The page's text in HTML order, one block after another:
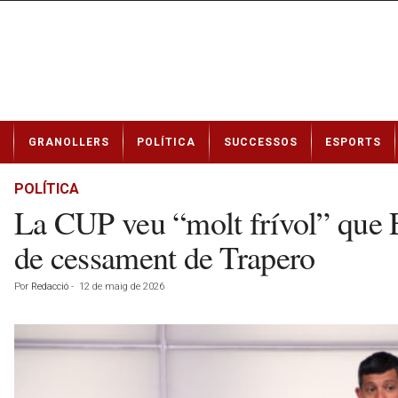
t
GRANOLLERS POLÍTICA SUCCESSOS ESPORTS
POLÍTICA
La CUP veu “molt frívol” que
de cessament de Trapero
Por Redacció - 12 de maig de 2026